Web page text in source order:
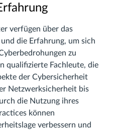
verfügen über das
die Erfahrung, um sich
zu
qualifizierte Fachleute, die
der Cybersicherheit
Netzwerksicherheit bis
die Nutzung ihres
können
verbessern und